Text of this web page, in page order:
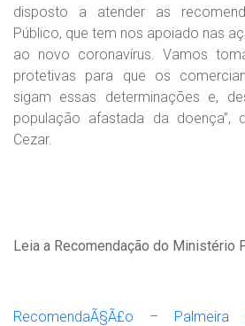
disposto a atender as
Público, que tem nos apoiado nas
ao novo coronavírus. Vamos
protetivas para que os
sigam essas determinações e,
população afastada da doença”,
Cezar.
Leia a Recomendação do Ministério
RecomendaÃ§Ã£o –